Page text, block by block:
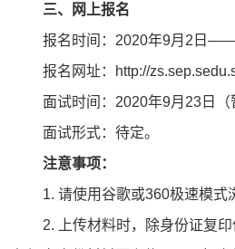
三、网上报名
报名时间：2020年9月2日——9
报名网址：http://
面试时间：2020年9月23日（
面试形式：待定。
注意事项：
1. 请使用谷歌或360极速模式浏
2. 上传材料时，除身份证复印